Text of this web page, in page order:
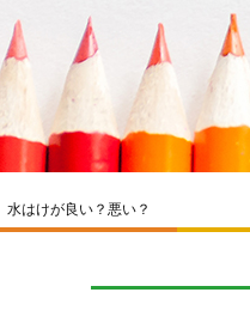
水はけが良い？悪い？